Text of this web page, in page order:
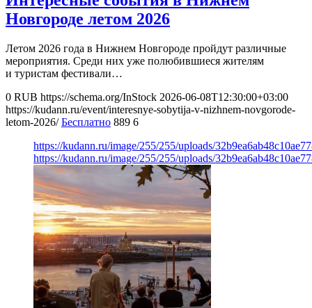
Новгороде летом 2026
Летом 2026 года в Нижнем Новгороде пройдут различные
мероприятия. Среди них уже полюбившиеся жителям
и туристам фестивали…
0 RUB https://schema.org/InStock 2026-06-08T12:30:00+03:00
https://kudann.ru/event/interesnye-sobytija-v-nizhnem-novgorode-
letom-2026/ Бесплатно 889 6
https://kudann.ru/image/255/255/uploads/
https://kudann.ru/image/255/255/uploads/